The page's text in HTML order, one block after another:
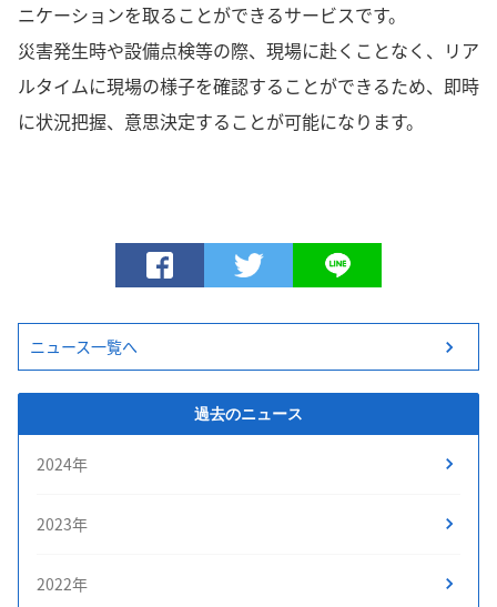
ニケーションを取ることができるサービスです。
災害発生時や設備点検等の際、現場に赴くことなく、リア
ルタイムに現場の様子を確認することができるため、即時
に状況把握、意思決定することが可能になります。
ニュース一覧へ
過去のニュース
2024年
2023年
2022年